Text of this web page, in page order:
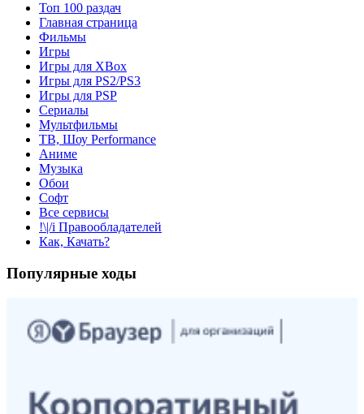
Топ 100 раздач
Главная страница
Фильмы
Игры
Игры для XBox
Игры для PS2/PS3
Игры для PSP
Сериалы
Мультфильмы
ТВ, Шоу Performance
Аниме
Музыка
Обои
Софт
Все сервисы
!\|/i Правообладателей
Как, Качать?
Популярные ходы